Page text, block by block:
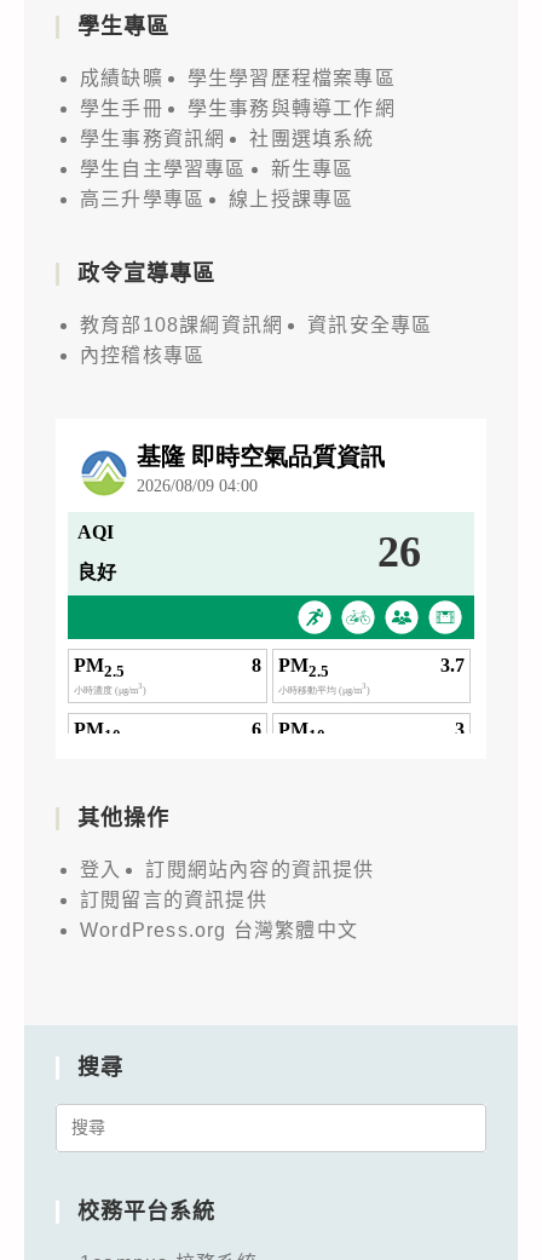
學生專區
成績缺曠
學生學習歷程檔案專區
學生手冊
學生事務與轉導工作網
學生事務資訊網
社團選填系統
學生自主學習專區
新生專區
高三升學專區
線上授課專區
政令宣導專區
教育部108課綱資訊網
資訊安全專區
內控稽核專區
其他操作
登入
訂閱網站內容的資訊提供
訂閱留言的資訊提供
WordPress.org 台灣繁體中文
搜尋
Search
校務平台系統